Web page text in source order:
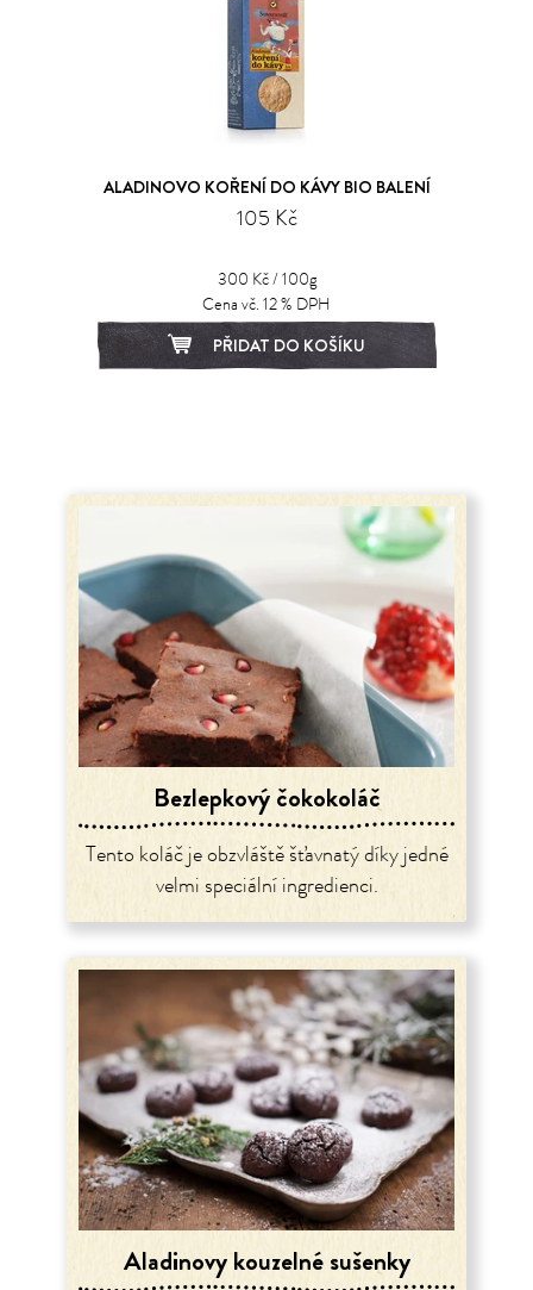
ALADINOVO KOŘENÍ DO KÁVY BIO BALENÍ
105 Kč
300 Kč / 100g
Cena vč. 12 % DPH
PŘIDAT DO KOŠÍKU
Bezlepkový čokokoláč
Tento koláč je obzvláště šťavnatý díky jedné
velmi speciální ingredienci.
Aladinovy kouzelné sušenky